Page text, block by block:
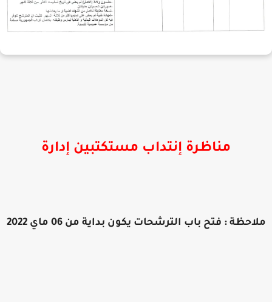
مناظرة إنتداب مستكتبين إدارة
: فتح باب الترشحات يكون بداية من 06 ماي 2022